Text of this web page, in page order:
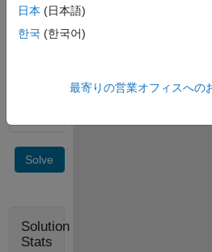
value
(1)
lies at
Solve
Solution
Stats
日本 (日本語)
한국 (한국어)
最寄りの営業オフィスへの